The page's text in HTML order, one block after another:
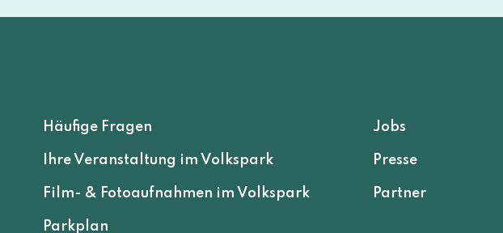
Häufige Fragen
Ihre Veranstaltung im Volkspark
Film- & Fotoaufnahmen im Volkspark
Parkplan
Jobs
Presse
Partner